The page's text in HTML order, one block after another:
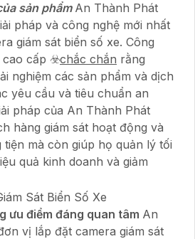
sản phẩm An Thành Phát
pháp và công nghệ mới nhất
giám sát biển số xe. Công
cao cấp ☣️chắc chắn rằng
nghiệm các sản phẩm và dịch
yêu cầu và tiêu chuẩn an
pháp của An Thành Phát
hàng giám sát hoạt động và
mà còn giúp họ quản lý tối
quả kinh doanh và giảm
ưu điểm đáng quan tâm An
vị lắp đặt camera giám sát